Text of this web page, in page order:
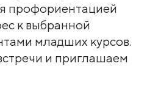
профориентацией
к выбранной
младших курсов.
и приглашаем